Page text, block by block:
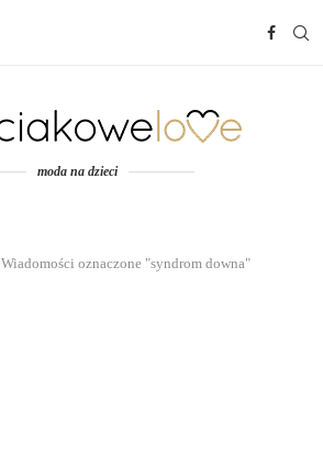
moda na dzieci
Wiadomości oznaczone "syndrom downa"